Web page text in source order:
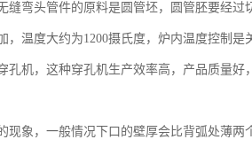
弯头管件的原料是圆管坯，圆管胚要经过
温度大约为1200摄氏度，炉内温度控制
孔机，这种穿孔机生产效率高，产品质量
现象，一般情况下口的壁厚会比背弧处薄